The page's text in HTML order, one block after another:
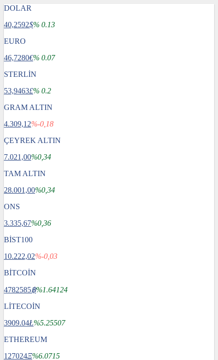
DOLAR
40,2592$% 0.13
EURO
46,7280€% 0.07
STERLİN
53,9463£% 0.2
GRAM ALTIN
4.309,12%-0,18
ÇEYREK ALTIN
7.021,00%0,34
TAM ALTIN
28.001,00%0,34
ONS
3.335,67%0,36
BİST100
10.222,02%-0,03
BİTCOİN
4782585฿%1.64124
LİTECOİN
3909.04Ł%5.25507
ETHEREUM
127024Ξ%6.0715